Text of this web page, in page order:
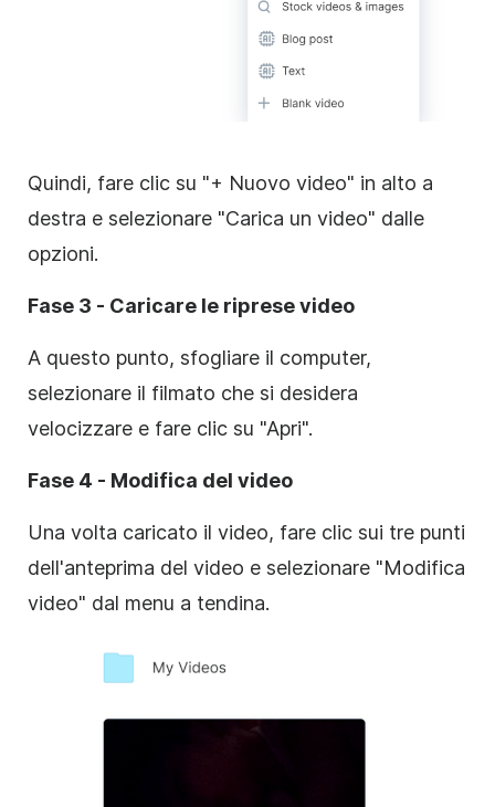
Quindi, fare clic su "+ Nuovo video" in alto a
destra e selezionare "Carica un video" dalle
opzioni.
Fase 3 - Caricare le riprese video
A questo punto, sfogliare il computer,
selezionare il filmato che si desidera
velocizzare e fare clic su "Apri".
Fase 4 - Modifica del video
Una volta caricato il video, fare clic sui tre punti
dell'anteprima del video e selezionare "Modifica
video" dal menu a tendina.